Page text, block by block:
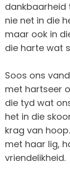
dankbaarheid
nie net in die
maar ook in
die harte wat
Soos ons
met hartseer
die tyd wat
het in die
krag van
met haar lig,
vriendelikheid.